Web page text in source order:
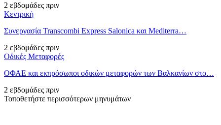
2 εβδομάδες πριν
Κεντρική
Συνεργασία Transcombi Express Salonica και Mediterra…
2 εβδομάδες πριν
Οδικές Μεταφορές
ΟΦΑΕ και εκπρόσωποι οδικών μεταφορών των Βαλκανίων στο…
2 εβδομάδες πριν
Τοποθετήστε περισσότερων μηνυμάτων